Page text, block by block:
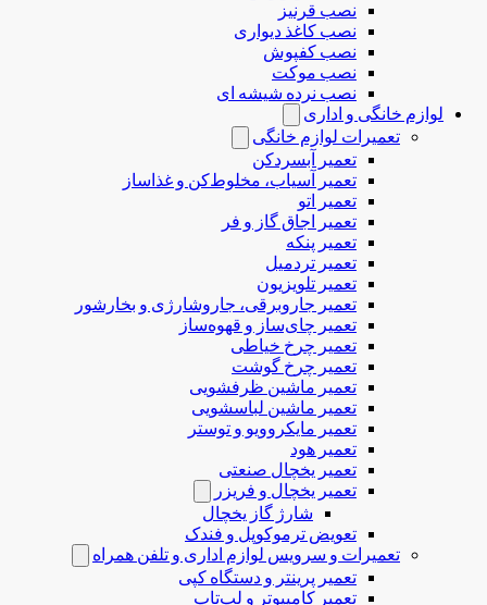
نصب قرنیز
نصب کاغذ دیواری
نصب کفپوش
نصب موکت
نصب نرده شیشه ای
لوازم خانگی و اداری
تعمیرات لوازم خانگی
تعمیر آبسردکن
تعمیر آسیاب، مخلوط‌کن و غذاساز
تعمیر اتو
تعمیر اجاق گاز و فر
تعمیر پنکه
تعمیر تردمیل
تعمیر تلویزیون
تعمیر جاروبرقی، جاروشارژی و بخارشور
تعمیر چای‌ساز و قهوه‌ساز
تعمیر چرخ خیاطی
تعمیر چرخ گوشت
تعمیر ماشین ظرفشویی
تعمیر ماشین لباسشویی
تعمیر مایکروویو و توستر
تعمیر هود
تعمیر یخچال صنعتی
تعمیر یخچال و فریزر
شارژ گاز یخچال
تعویض ترموکوپل و فندک
تعمیرات و سرویس لوازم اداری و تلفن همراه
تعمیر پرینتر و دستگاه کپی
تعمیر کامپیوتر و لپ‌تاپ